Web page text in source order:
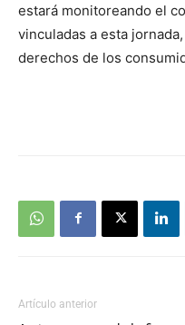
estará monitoreando el
vinculadas a esta
derechos de los
Artículo anterior